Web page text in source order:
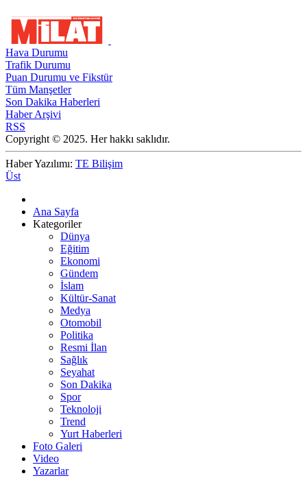
Hava Durumu
Trafik Durumu
Puan Durumu ve Fikstür
Tüm Manşetler
Son Dakika Haberleri
Haber Arşivi
RSS
Copyright © 2025. Her hakkı saklıdır.
Haber Yazılımı: TE Bilişim
Üst
Ana Sayfa
Kategoriler
Dünya
Eğitim
Ekonomi
Gündem
İslam
Kültür-Sanat
Medya
Otomobil
Politika
Resmi İlan
Sağlık
Seyahat
Son Dakika
Spor
Teknoloji
Trend
Yurt Haberleri
Foto Galeri
Video
Yazarlar